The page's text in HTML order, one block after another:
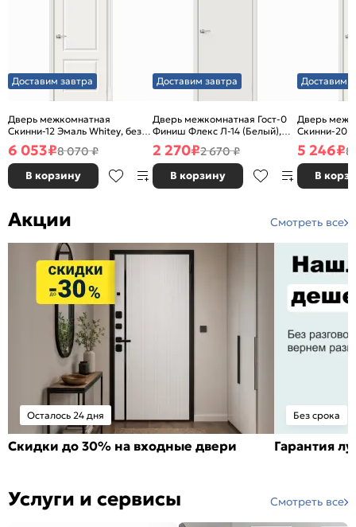
Доставим завтра
Дверь межкомнатная
Скинни-12 Эмаль Whitey, без
декора, глухая, без стекла,
без кромки, скиновая
6 053₽8 070 ₽
В корзину
Доставим завтра
Дверь межкомнатная Гост-0
Финиш Флекс Л-14 (Белый),
глухая, каркасно-щитовая
2 270₽2 670 ₽
В корзину
Доставим
Дверь
Скинни-20
декора,
без кромки,
5 246₽8
В
Акции Смотреть все
Осталось 24 дня
Скидки до 30% на входные двери
Без срока
Гарантия
Услуги и сервисы Смотреть все